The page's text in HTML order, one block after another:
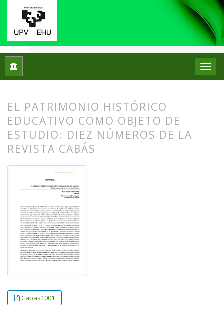
Inicio
EL PATRIMONIO HISTÓRICO
EDUCATIVO COMO OBJETO DE
ESTUDIO: DIEZ NÚMEROS DE LA
REVISTA CABÁS
Cabas1001